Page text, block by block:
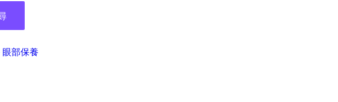
部保養